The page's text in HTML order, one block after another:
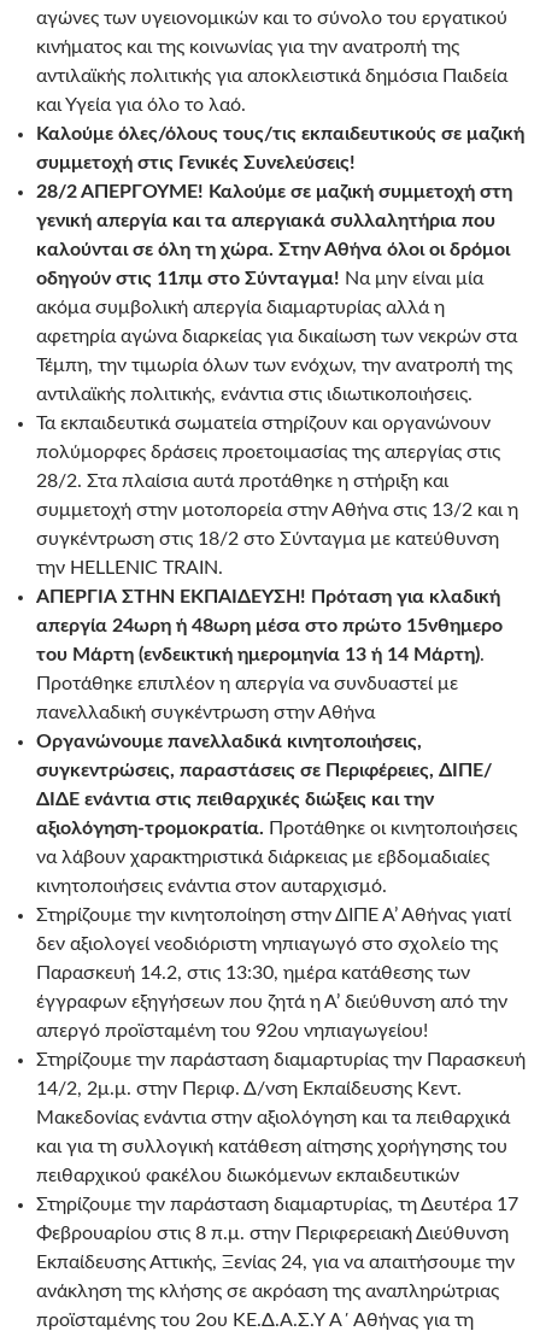
αγώνες των υγειονομικών και το σύνολο του εργατικού
κινήματος και της κοινωνίας για την ανατροπή της
αντιλαϊκής πολιτικής για αποκλειστικά δημόσια Παιδεία
και Υγεία για όλο το λαό.
Καλούμε όλες/όλους τους/τις εκπαιδευτικούς σε μαζική
συμμετοχή στις Γενικές Συνελεύσεις!
28/2 ΑΠΕΡΓΟΥΜΕ! Καλούμε σε μαζική συμμετοχή στη
γενική απεργία και τα απεργιακά συλλαλητήρια που
καλούνται σε όλη τη χώρα. Στην Αθήνα όλοι οι δρόμοι
οδηγούν στις 11πμ στο Σύνταγμα! Να μην είναι μία
ακόμα συμβολική απεργία διαμαρτυρίας αλλά η
αφετηρία αγώνα διαρκείας για δικαίωση των νεκρών στα
Τέμπη, την τιμωρία όλων των ενόχων, την ανατροπή της
αντιλαϊκής πολιτικής, ενάντια στις ιδιωτικοποιήσεις.
Τα εκπαιδευτικά σωματεία στηρίζουν και οργανώνουν
πολύμορφες δράσεις προετοιμασίας της απεργίας στις
28/2. Στα πλαίσια αυτά προτάθηκε η στήριξη και
συμμετοχή στην μοτοπορεία στην Αθήνα στις 13/2 και η
συγκέντρωση στις 18/2 στο Σύνταγμα με κατεύθυνση
την HELLENIC TRAIN.
ΑΠΕΡΓΙΑ ΣΤΗΝ ΕΚΠΑΙΔΕΥΣΗ! Πρόταση για κλαδική
απεργία 24ωρη ή 48ωρη μέσα στο πρώτο 15νθημερο
του Μάρτη (ενδεικτική ημερομηνία 13 ή 14 Μάρτη).
Προτάθηκε επιπλέον η απεργία να συνδυαστεί με
πανελλαδική συγκέντρωση στην Αθήνα
Οργανώνουμε πανελλαδικά κινητοποιήσεις,
συγκεντρώσεις, παραστάσεις σε Περιφέρειες, ΔΙΠΕ/
ΔΙΔΕ ενάντια στις πειθαρχικές διώξεις και την
αξιολόγηση-τρομοκρατία. Προτάθηκε οι κινητοποιήσεις
να λάβουν χαρακτηριστικά διάρκειας με εβδομαδιαίες
κινητοποιήσεις ενάντια στον αυταρχισμό.
Στηρίζουμε την κινητοποίηση στην ΔΙΠΕ Α’ Αθήνας γιατί
δεν αξιολογεί νεοδιόριστη νηπιαγωγό στο σχολείο της
Παρασκευή 14.2, στις 13:30, ημέρα κατάθεσης των
έγγραφων εξηγήσεων που ζητά η Α’ διεύθυνση από την
απεργό προϊσταμένη του 92ου νηπιαγωγείου!
Στηρίζουμε την παράσταση διαμαρτυρίας την Παρασκευή
14/2, 2μ.μ. στην Περιφ. Δ/νση Εκπαίδευσης Κεντ.
Μακεδονίας ενάντια στην αξιολόγηση και τα πειθαρχικά
και για τη συλλογική κατάθεση αίτησης χορήγησης του
πειθαρχικού φακέλου διωκόμενων εκπαιδευτικών
Στηρίζουμε την παράσταση διαμαρτυρίας, τη Δευτέρα 17
Φεβρουαρίου στις 8 π.μ. στην Περιφερειακή Διεύθυνση
Εκπαίδευσης Αττικής, Ξενίας 24, για να απαιτήσουμε την
ανάκληση της κλήσης σε ακρόαση της αναπληρώτριας
προϊσταμένης του 2ου ΚΕ.Δ.Α.Σ.Υ Α΄ Αθήνας για τη